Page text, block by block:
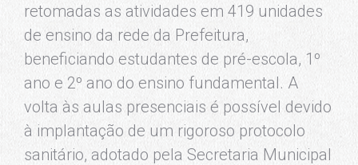
retomadas as atividades em 419 unidades
de ensino da rede da Prefeitura,
beneficiando estudantes de pré-escola, 1º
ano e 2º ano do ensino fundamental. A
volta às aulas presenciais é possível devido
à implantação de um rigoroso protocolo
sanitário, adotado pela Secretaria Municipal